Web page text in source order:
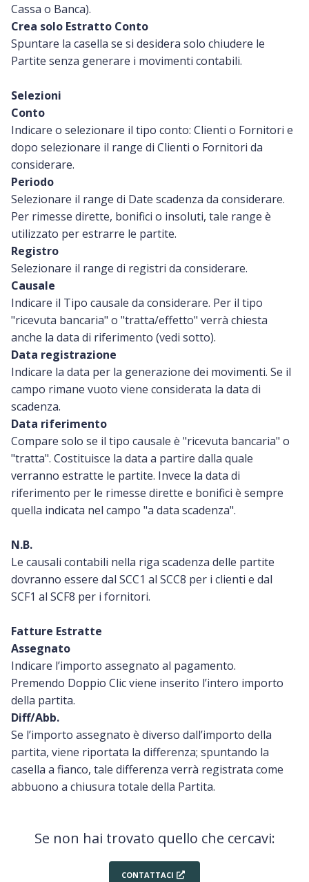
Cassa o Banca).
Crea solo Estratto Conto
Spuntare la casella se si desidera solo chiudere le
Partite senza generare i movimenti contabili.
Selezioni
Conto
Indicare o selezionare il tipo conto: Clienti o Fornitori e
dopo selezionare il range di Clienti o Fornitori da
considerare.
Periodo
Selezionare il range di Date scadenza da considerare.
Per rimesse dirette, bonifici o insoluti, tale range è
utilizzato per estrarre le partite.
Registro
Selezionare il range di registri da considerare.
Causale
Indicare il Tipo causale da considerare. Per il tipo
"ricevuta bancaria" o "tratta/effetto" verrà chiesta
anche la data di riferimento (vedi sotto).
Data registrazione
Indicare la data per la generazione dei movimenti. Se il
campo rimane vuoto viene considerata la data di
scadenza.
Data riferimento
Compare solo se il tipo causale è "ricevuta bancaria" o
"tratta". Costituisce la data a partire dalla quale
verranno estratte le partite. Invece la data di
riferimento per le rimesse dirette e bonifici è sempre
quella indicata nel campo "a data scadenza".
N.B.
Le causali contabili nella riga scadenza delle partite
dovranno essere dal SCC1 al SCC8 per i clienti e dal
SCF1 al SCF8 per i fornitori.
Fatture Estratte
Assegnato
Indicare l’importo assegnato al pagamento.
Premendo Doppio Clic viene inserito l’intero importo
della partita.
Diff/Abb.
Se l’importo assegnato è diverso dall’importo della
partita, viene riportata la differenza; spuntando la
casella a fianco, tale differenza verrà registrata come
abbuono a chiusura totale della Partita.
Se non hai trovato quello che cercavi:
CONTATTACI